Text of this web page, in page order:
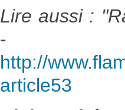
Lire aussi :
-
http://
article53